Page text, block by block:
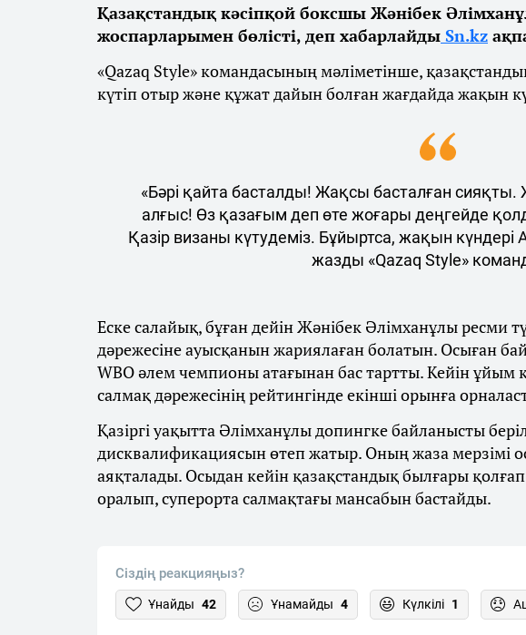
Қазақстандық кәсіпқой боксшы Жәнібек
жоспарларымен бөлісті, деп хабарлайды Sn.kz
«Qazaq Style» командасының мәліметінше,
күтіп отыр және құжат дайын болған жағдайда жақын
«Бәрі қайта басталды! Жақсы басталған сияқты.
алғыс! Өз қазағым деп өте жоғары деңгейде
Қазір визаны күтудеміз. Бұйыртса, жақын
жазды «Qazaq Style»
Еске салайық, бұған дейін Жәнібек Әлімханұлы ресми
дәрежесіне ауысқанын жариялаған болатын. Осыған
WBO әлем чемпионы атағынан бас тартты. Кейін
салмақ дәрежесінің рейтингінде екінші орынға
Қазіргі уақытта Әлімханұлы допингке байланысты
дисквалификациясын өтеп жатыр. Оның жаза мерзімі
аяқталады. Осыдан кейін қазақстандық былғары
оралып, суперорта салмақтағы мансабын бастайды.
Сіздің реакцияңыз?
Ұнайды 42 Ұнамайды 4 Күлкілі 1